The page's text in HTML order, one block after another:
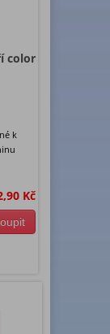
color
k
Kč